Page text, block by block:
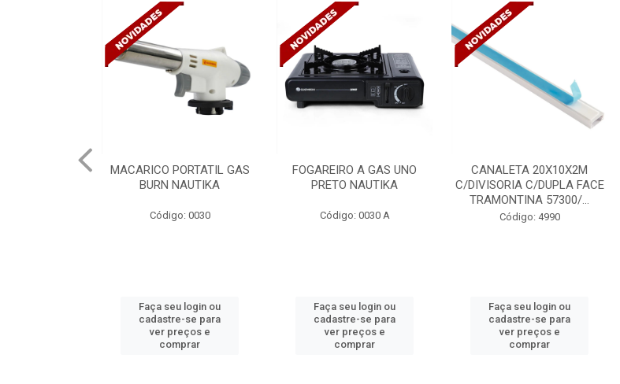
FOGAREIRO A GAS UNO
PRETO NAUTIKA
Código: 0030 A
Faça seu login ou
cadastre-se para
ver preços e
comprar
CANALETA 20X10X2M
C/DIVISORIA C/DUPLA FACE
Código: 4990
Faça seu login ou
cadastre-se para
ver preços e
comprar
ADESIVO COLA
INSTANTANEA QUARTZOLIT
20G
Código: 5254
Faça seu login ou
cadastre-se para
ver preços e
comprar